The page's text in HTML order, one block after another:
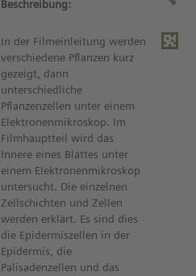
Beschreibung:
In der Filmeinleitung werden
verschiedene Pflanzen kurz
gezeigt, dann
unterschiedliche
Pflanzenzellen unter einem
Elektronenmikroskop. Im
Filmhauptteil wird das
Innere eines Blattes unter
einem Elektronenmikroskop
untersucht. Die einzelnen
Zellschichten und Zellen
werden erklärt. Es sind dies
die Epidermiszellen in der
Epidermis, die
Palisadenzellen und das